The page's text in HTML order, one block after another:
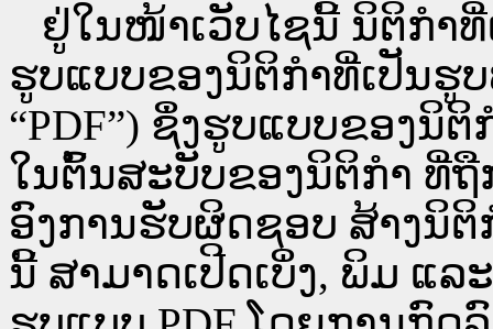
ຢູ່ໃນໜ້າ​ເວັບ​ໄຊ​ນີ້ ນິຕິກຳ
ຮູບແບບຂອງນິຕິກໍາທີ່ເປັນຮູບພ
“PDF”) ຊຶ່ງຮູບແບບຂອງນິ
ໃນຕົ້ນສະບັບຂອງນິຕິກໍາ ທີ່
ອົງການຮັບຜິດຊອບ ສ້າງນິຕິ
ນີ້ ສາມາດເປີດເບິ່ງ, ພິມ ແລ